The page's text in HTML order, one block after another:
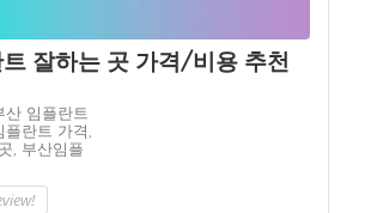
잘하는 곳 가격/비용 추천
산 임플란트
플란트 가격,
, 부산임플